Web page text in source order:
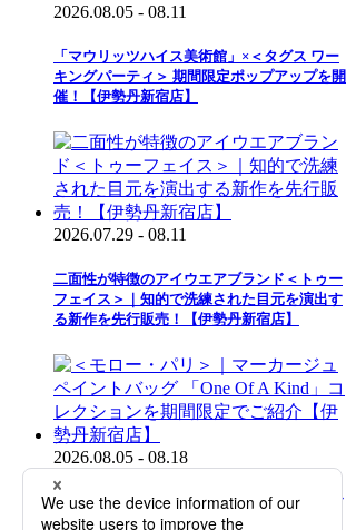
2026.08.05 - 08.11
「マウリッツハイス美術館」×＜タグス ワー
キングパーティ＞ 期間限定ポップアップを開
催！【伊勢丹新宿店】
2026.07.29 - 08.11
二面性が特徴のアイウエアブランド＜トゥー
フェイス＞｜知的で洗練された目元を演出す
る新作を先行販売！【伊勢丹新宿店】
2026.08.05 - 08.18
＜モロー・パリ＞｜マーカージュペイントバ
ッグ 「One Of A Kind」コレクションを期間